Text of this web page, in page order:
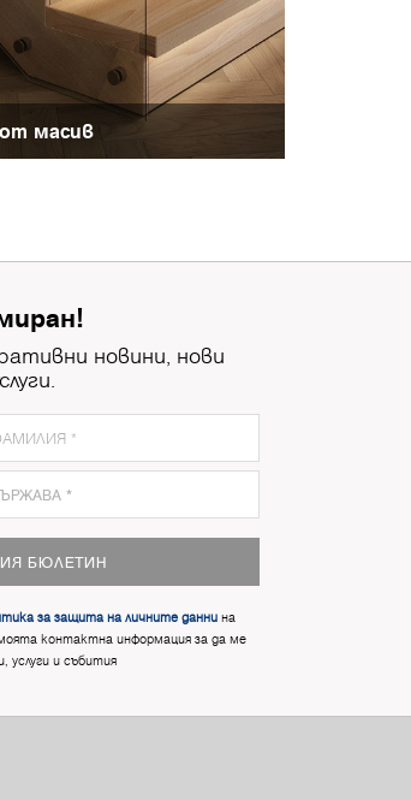
масив
новини, нови
БЮЛЕТИН
за защита на личните даннина
контактна информация за да ме
услуги и събития